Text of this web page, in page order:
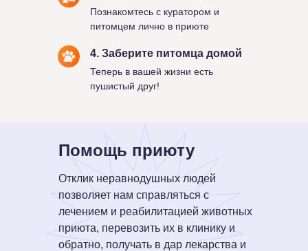
Познакомтесь с куратором и
питомцем лично в приюте
4. Заберите питомца домой
Теперь в вашей жизни есть
пушистый друг!
Помощь приюту
Отклик неравнодушных людей
позволяет нам справляться с
лечением и реабилитацией животных
приюта, перевозить их в клинику и
обратно, получать в дар лекарства и